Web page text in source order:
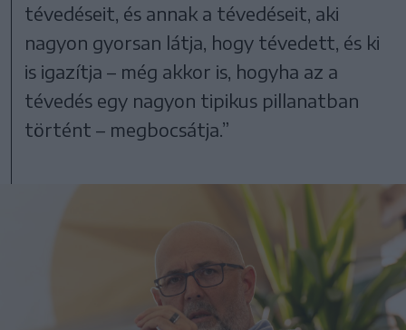
tévedéseit, és annak a tévedéseit, aki
nagyon gyorsan látja, hogy tévedett, és ki
is igazítja – még akkor is, hogyha az a
tévedés egy nagyon tipikus pillanatban
történt – megbocsátja.”